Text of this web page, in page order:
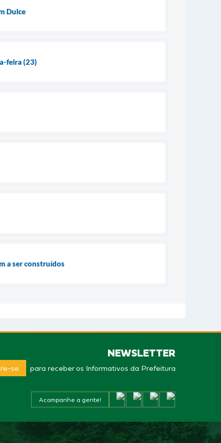
Dulce
feira (23)
a ser construídos
NEWSLETTER
se para receber os Informativos da Prefeitura
Acompanhe a gente!